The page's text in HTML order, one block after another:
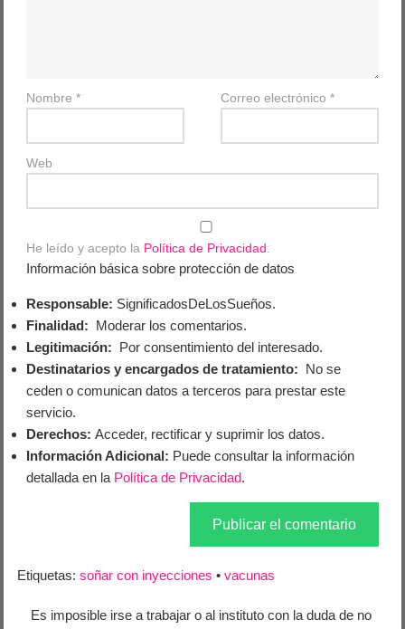
Nombre* Correo electrónico *
Web
He leído y acepto la Política de Privacidad
Información básica sobre protección de datos
Responsable: SignificadosDeLosSueños.
Finalidad: Moderar los comentarios.
Legitimación: Por consentimiento del interesado.
Destinatarios y encargados de tratamiento: No se
ceden o comunican datos a terceros para prestar este
servicio.
Derechos: Acceder, rectificar y suprimir los datos.
Información Adicional: Puede consultar la información
detallada en la Política de Privacidad.
Etiquetas:soñar con inyecciones •vacunas
Es imposible irse a trabajar o al instituto con la duda de no